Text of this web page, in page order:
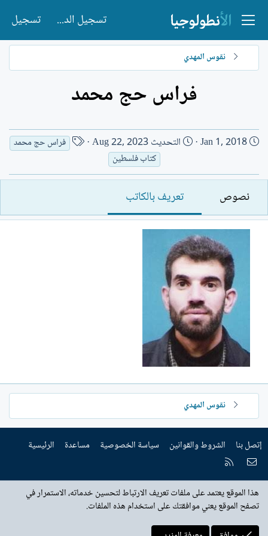
تسجيل الدخول تسجيل
نقوس المهدي
فراس حج محمد
ت
ر
ي
خ
ا
ل
Jan 1, 2018 التحديث Aug 22, 2023
ا
م
ا
ك
فراس حج محمد
كتاب فلسطين
نصوص تعريف بالكاتب
نقوس المهدي
إتصل بنا الشروط والقوانين سياسة الخصوصية مساعدة الرئيسية
إتصل بنا
هذا الموقع يعتمد على ملفات تعريف الارتباط لتحسين خدماته، الاستمرار في
تصفح الموقع يعني موافقتك على استخدام هذه الملفات.